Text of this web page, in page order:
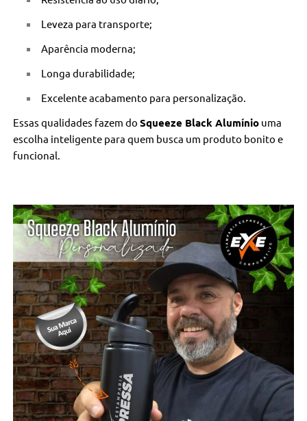
Leveza para transporte;
Aparência moderna;
Longa durabilidade;
Excelente acabamento para personalização.
Essas qualidades fazem doSqueeze Black Alumínio uma
escolha inteligente para quem busca um produto bonito e
funcional.